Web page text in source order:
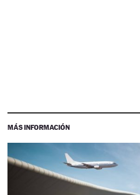
MÁS INFORMACIÓN